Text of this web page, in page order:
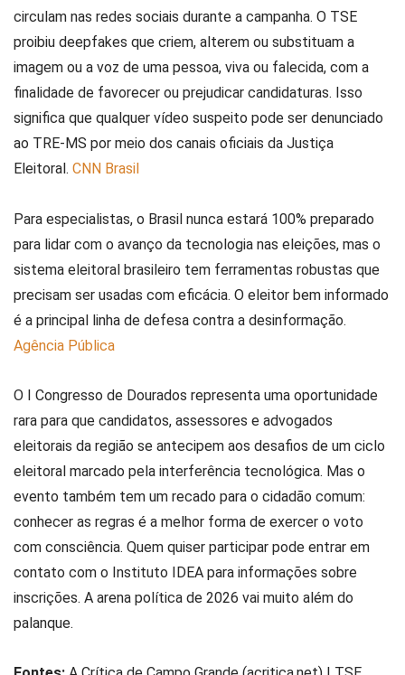
circulam nas redes sociais durante a campanha. O TSE
proibiu deepfakes que criem, alterem ou substituam a
imagem ou a voz de uma pessoa, viva ou falecida, com a
finalidade de favorecer ou prejudicar candidaturas. Isso
significa que qualquer vídeo suspeito pode ser denunciado
ao TRE-MS por meio dos canais oficiais da Justiça
Eleitoral. CNN Brasil
Para especialistas, o Brasil nunca estará 100% preparado
para lidar com o avanço da tecnologia nas eleições, mas o
sistema eleitoral brasileiro tem ferramentas robustas que
precisam ser usadas com eficácia. O eleitor bem informado
é a principal linha de defesa contra a desinformação.
Agência Pública
O I Congresso de Dourados representa uma oportunidade
rara para que candidatos, assessores e advogados
eleitorais da região se antecipem aos desafios de um ciclo
eleitoral marcado pela interferência tecnológica. Mas o
evento também tem um recado para o cidadão comum:
conhecer as regras é a melhor forma de exercer o voto
com consciência. Quem quiser participar pode entrar em
contato com o Instituto IDEA para informações sobre
inscrições. A arena política de 2026 vai muito além do
palanque.